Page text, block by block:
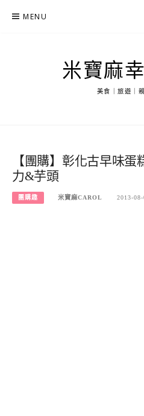
MENU
米寶麻
美食｜旅遊｜
【團購】彰化古早味
力&芋頭
團購趣 米寶麻CAROL 2013-08-